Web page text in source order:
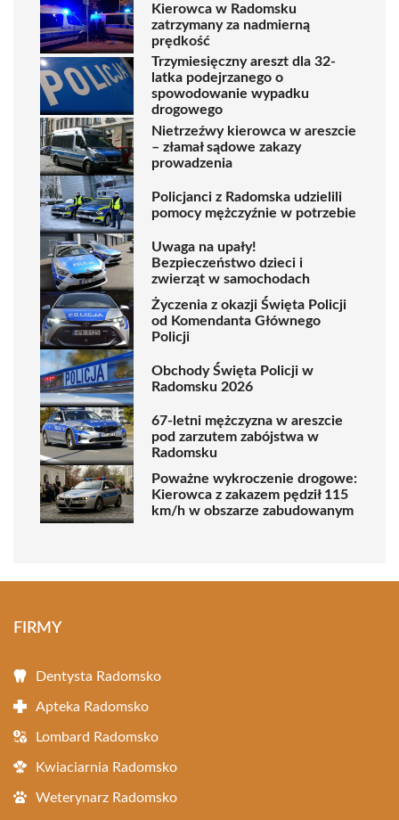
Kierowca w Radomsku
zatrzymany za nadmierną
prędkość
Trzymiesięczny areszt dla 32-
latka podejrzanego o
spowodowanie wypadku
drogowego
Nietrzeźwy kierowca w areszcie
– złamał sądowe zakazy
prowadzenia
Policjanci z Radomska udzielili
pomocy mężczyźnie w potrzebie
Uwaga na upały!
Bezpieczeństwo dzieci i
zwierząt w samochodach
Życzenia z okazji Święta Policji
od Komendanta Głównego
Policji
Obchody Święta Policji w
Radomsku 2026
67-letni mężczyzna w areszcie
pod zarzutem zabójstwa w
Radomsku
Poważne wykroczenie drogowe:
Kierowca z zakazem pędził 115
km/h w obszarze zabudowanym
FIRMY
Dentysta Radomsko
Apteka Radomsko
Lombard Radomsko
Kwiaciarnia Radomsko
Weterynarz Radomsko